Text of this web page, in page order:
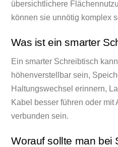
übersichtlichere
können sie unnötig komplex
Was ist ein smarter
Ein smarter Schreibtisch
höhenverstellbar sein,
Haltungswechsel erinnern,
Kabel besser führen oder mit
verbunden sein.
Worauf sollte man bei